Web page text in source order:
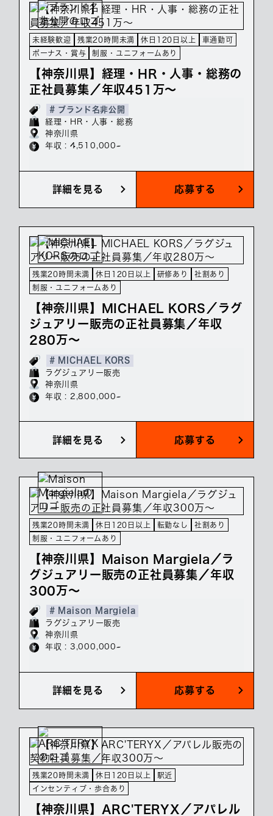
未経験歓迎 残業20時間未満 休日120日以上
車通勤可
ボーナス・賞与
制服・ユニフォームあり
【神奈川県】経理・HR・人事・総務の
正社員募集／年収451万～
# ブランド名非公開
経理・HR・人事・総務
神奈川県
年収 : 4,510,000~
詳細を見る 応募する
残業20時間未満 休日120日以上 研修あり
社割あり
制服・ユニフォームあり
【神奈川県】MICHAEL KORS／ラグ
ジュアリー販売の正社員募集／年収
280万～
# MICHAEL KORS
ラグジュアリー販売
神奈川県
年収 : 2,800,000~
詳細を見る 応募する
残業20時間未満 休日120日以上 転勤なし
社割あり
制服・ユニフォームあり
【神奈川県】Maison Margiela／ラ
グジュアリー販売の正社員募集／年収
300万～
# Maison Margiela
ラグジュアリー販売
神奈川県
年収 : 3,000,000~
詳細を見る 応募する
残業20時間未満 休日120日以上
駅近
インセンティブ・歩合あり
【神奈川県】ARC'TERYX／アパレル